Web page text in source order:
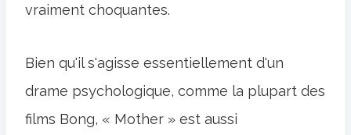
vraiment choquantes.
Bien qu'il s'agisse essentiellement d'un
drame psychologique, comme la plupart des
films Bong, « Mother » est aussi